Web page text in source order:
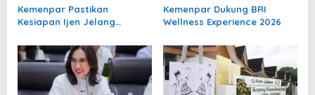
Kemenpar Pastikan
Kesiapan Ijen Jelang
Geopark
Kemenpar Dukung BRI
Wellness Experience 2026